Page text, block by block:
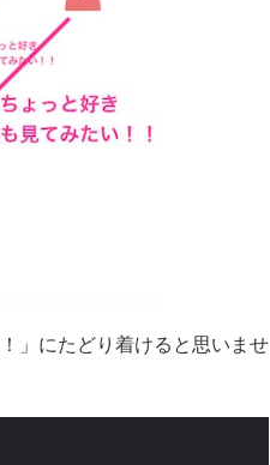
」にたどり着けると思いませ